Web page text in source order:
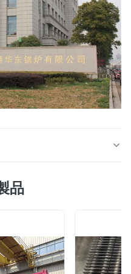
のアニーリングの処置
エコノマイザを下げるた
く、有効な熱伝達装置、短
身に着けられているのため
品